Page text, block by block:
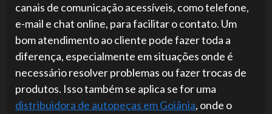
canais de comunicação acessíveis, como telefone,
e-mail e chat online, para facilitar o contato. Um
bom atendimento ao cliente pode fazer toda a
diferença, especialmente em situações onde é
necessário resolver problemas ou fazer trocas de
produtos. Isso também se aplica se for uma
distribuidora de autopeças em Goiânia, onde o